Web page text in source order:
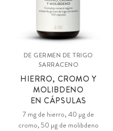
DE GERMEN DE TRIGO
SARRACENO
HIERRO, CROMO Y
MOLIBDENO
EN CÁPSULAS
7 mg de hierro, 40 µg de
cromo, 50 µg de molibdeno